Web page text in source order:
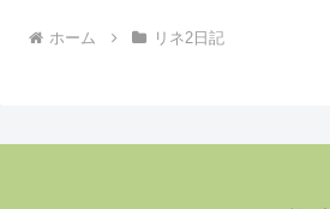
ホーム リネ2日記